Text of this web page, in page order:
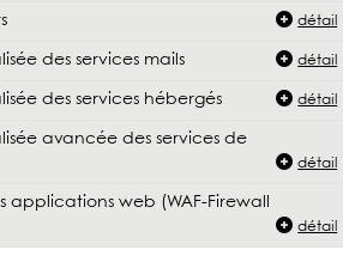
détail
des services mails détail
des services hébergés détail
avancée des services de
détail
applications web (WAF-Firewall
détail